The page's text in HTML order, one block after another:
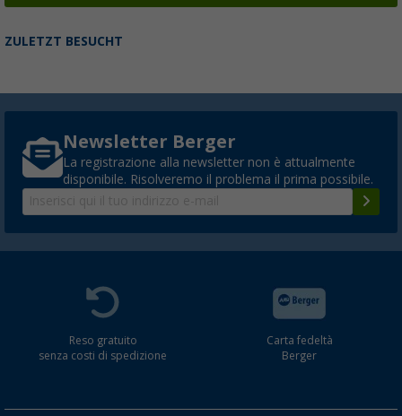
ZULETZT BESUCHT
Newsletter Berger
La registrazione alla newsletter non è attualmente
disponibile. Risolveremo il problema il prima possibile.
Reso gratuito
senza costi di spedizione
Carta fedeltà
Berger